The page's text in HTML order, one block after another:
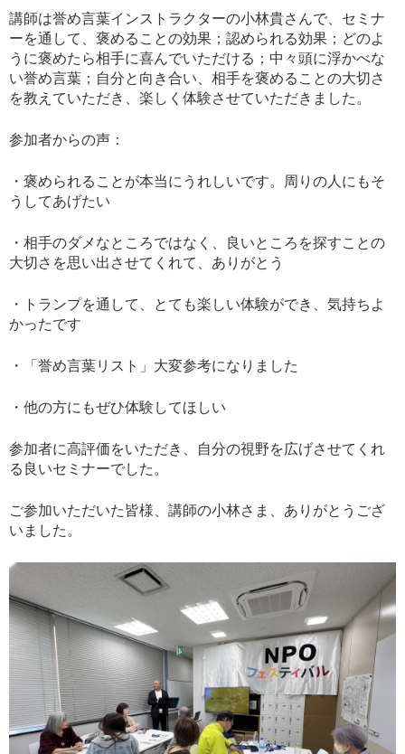
講師は誉め言葉インストラクターの小林貴さんで、セミナ
ーを通して、褒めることの効果；認められる効果；どのよ
うに褒めたら相手に喜んでいただける；中々頭に浮かべな
い誉め言葉；自分と向き合い、相手を褒めることの大切さ
を教えていただき、楽しく体験させていただきました。
参加者からの声：
・褒められることが本当にうれしいです。周りの人にもそ
うしてあげたい
・相手のダメなところではなく、良いところを探すことの
大切さを思い出させてくれて、ありがとう
・トランプを通して、とても楽しい体験ができ、気持ちよ
かったです
・「誉め言葉リスト」大変参考になりました
・他の方にもぜひ体験してほしい
参加者に高評価をいただき、自分の視野を広げさせてくれ
る良いセミナーでした。
ご参加いただいた皆様、講師の小林さま、ありがとうござ
いました。